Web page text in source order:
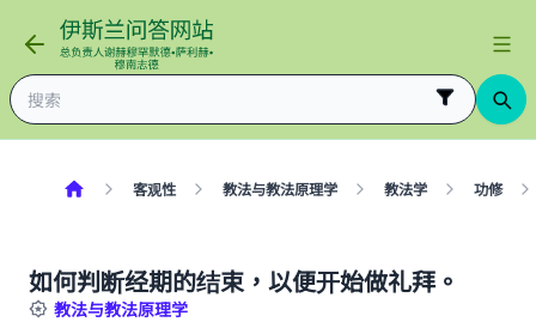
客观性 教法与教法原理学 教法学 功修
如何判断经期的结束，以便开始做礼拜。
教法与教法原理学